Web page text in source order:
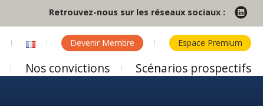
Retrouvez-nous sur les réseaux sociaux :
Devenir Membre Espace Premium
Nos convictions Scénarios prospectifs